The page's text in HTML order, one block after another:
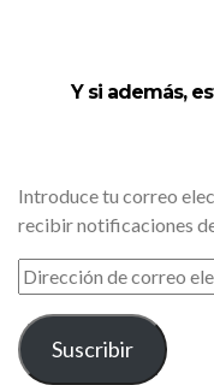
Y si además,
Introduce tu correo
recibir notificaciones
DIRECCIÓN
DE
CORREO
ELECTRÓNICO
Suscribir